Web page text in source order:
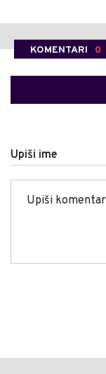
KOMENTARI 0
Upiši ime